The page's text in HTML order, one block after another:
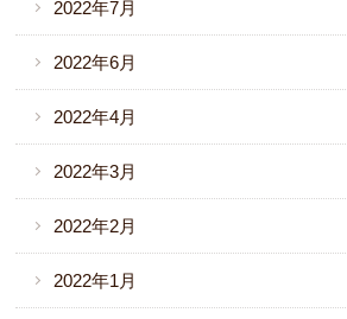
2022年7月
2022年6月
2022年4月
2022年3月
2022年2月
2022年1月